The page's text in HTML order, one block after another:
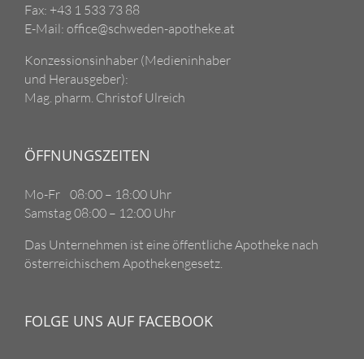
Fax: +43 1 533 73 88
E-Mail: office@schweden-apotheke.at
Konzessionsinhaber (Medieninhaber
und Herausgeber):
Mag. pharm. Christof Ulreich
ÖFFNUNGSZEITEN
Mo-Fr 08:00 – 18:00 Uhr
Samstag 08:00 – 12:00 Uhr
Das Unternehmen ist eine öffentliche Apotheke nach
österreichischem Apothekengesetz.
FOLGE UNS AUF FACEBOOK